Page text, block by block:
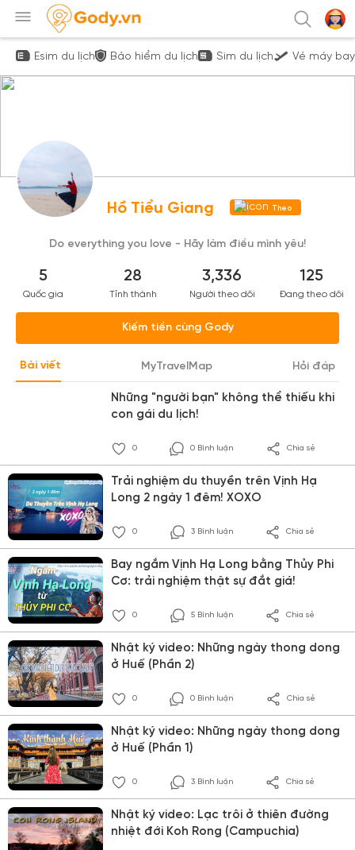
Esim du lịch Bảo hiểm du lịch Sim du lịch Vé máy bay
Hồ Tiểu Giang
Theo
Do everything you love - Hãy làm điều mình yêu!
5
Quốc gia
28
Tỉnh thành
3,336
Người theo dõi
125
Đang theo dõi
Kiếm tiền cùng Gody
Bài viết MyTravelMap Hỏi đáp
Những "người bạn" không thể thiếu khi
con gái du lịch!
0 0 Bình luận Chia sẻ
Trải nghiệm du thuyền trên Vịnh Hạ
Long 2 ngày 1 đêm! XOXO
0 3 Bình luận Chia sẻ
Bay ngắm Vịnh Hạ Long bằng Thủy Phi
Cơ: trải nghiệm thật sự đắt giá!
0 5 Bình luận Chia sẻ
Nhật ký video: Những ngày thong dong
ở Huế (Phần 2)
0 0 Bình luận Chia sẻ
Nhật ký video: Những ngày thong dong
ở Huế (Phần 1)
0 3 Bình luận Chia sẻ
Nhật ký video: Lạc trôi ở thiên đường
nhiệt đới Koh Rong (Campuchia)